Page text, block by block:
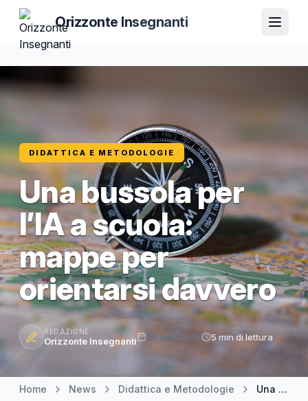
Orizzonte Insegnanti
DIDATTICA E METODOLOGIE
Una bussola per
l’IA a scuola:
mappe per
orientarsi davvero
REDAZIONE
Orizzonte Insegnanti 30 Mar 2026 5 min di lettura
Home News Didattica e Metodologie Una bussola per l’IA a scuola: mappe per orientarsi davvero